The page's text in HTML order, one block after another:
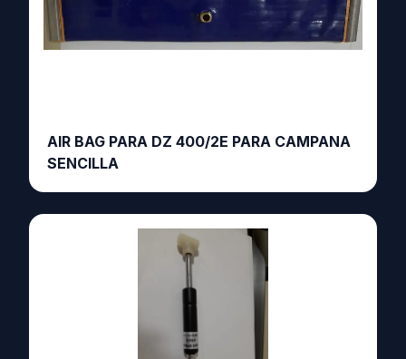
AIR BAG PARA DZ 400/2E PARA CAMPANA
SENCILLA